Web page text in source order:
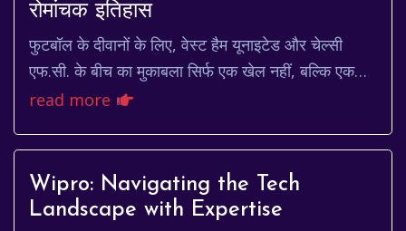
रोमांचक इतिहास
फुटबॉल के दीवानों के लिए, वेस्ट हैम यूनाइटेड और चेल्सी
एफ.सी. के बीच का मुकाबला सिर्फ एक खेल नहीं, बल्कि एक
इतिहास है। यह एक ऐसी कहानी है जो मैदान पर ...
read more
Wipro: Navigating the Tech
Landscape with Expertise